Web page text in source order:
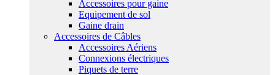
Accessoires pour gaine
Equipement de sol
Gaine drain
Accessoires de Câbles
Accessoires Aériens
Connexions électriques
Piquets de terre